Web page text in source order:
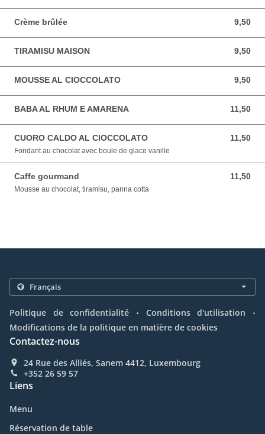
Crème brûlée 9,50
9,50 EUR
TIRAMISU MAISON 9,50
9,50 EUR
MOUSSE AL CIOCCOLATO 9,50
9,50 EUR
BABA AL RHUM E AMARENA 11,50
11,50 EUR
CUORO CALDO AL CIOCCOLATO 11,50
11,50 EUR
Fondant au chocolat avec boule de glace vanille
Caffe gourmand 11,50
11,50 EUR
Mousse au chocolat, tiramisu, panna cotta
Politique de confidentialité . Conditions d'utilisation .
Modifications de la politique en matière de cookies
Contactez-nous
24 Rue des Alliés, Sanem 4412, Luxembourg
+352 26 59 57
Liens
Menu
Réservation de table